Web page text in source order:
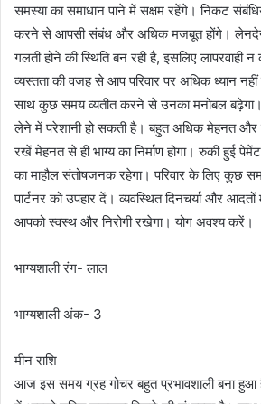
समस्या का समाधान पाने में सक्षम रहेंगे। निकट
करने से आपसी संबंध और अधिक मजबूत होंगे।
गलती होने की स्थिति बन रही है, इसलिए लापरवाही न
व्यस्तता की वजह से आप परिवार पर अधिक ध्यान
साथ कुछ समय व्यतीत करने से उनका मनोबल
लेने में परेशानी हो सकती है। बहुत अधिक मेहनत और
रखें मेहनत से ही भाग्य का निर्माण होगा। रुकी हुई
का माहौल संतोषजनक रहेगा। परिवार के लिए कुछ
पार्टनर को उपहार दें। व्यवस्थित दिनचर्या और
आपको स्वस्थ और निरोगी रखेगा। योग अवश्य करें।
भाग्यशाली रंग- लाल
भाग्यशाली अंक- 3
मीन राशि
आज इस समय ग्रह गोचर बहुत प्रभावशाली बना हुआ